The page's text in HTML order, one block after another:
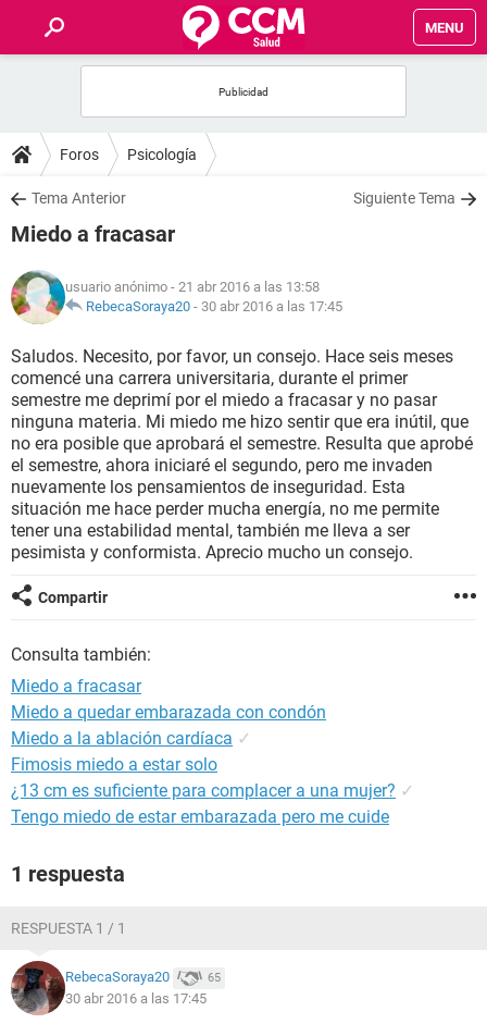
MENU
FOROS
SALUD
NUTRICIÓN
BIENESTAR
SEXUALIDAD
GLOSARIO
Foros Psicología
Tema Anterior Siguiente Tema
Miedo a fracasar
usuario anónimo - 21 abr 2016 a las 13:58
RebecaSoraya20 - 30 abr 2016 a las 17:45
Saludos. Necesito, por favor, un consejo. Hace seis meses
comencé una carrera universitaria, durante el primer
semestre me deprimí por el miedo a fracasar y no pasar
ninguna materia. Mi miedo me hizo sentir que era inútil, que
no era posible que aprobará el semestre. Resulta que aprobé
el semestre, ahora iniciaré el segundo, pero me invaden
nuevamente los pensamientos de inseguridad. Esta
situación me hace perder mucha energía, no me permite
tener una estabilidad mental, también me lleva a ser
pesimista y conformista. Aprecio mucho un consejo.
Compartir
Consulta también:
Miedo a fracasar
Miedo a quedar embarazada con condón
Miedo a la ablación cardíaca ✓
Fimosis miedo a estar solo
¿13 cm es suficiente para complacer a una mujer? ✓
Tengo miedo de estar embarazada pero me cuide
1 respuesta
RESPUESTA 1 / 1
RebecaSoraya20 65
30 abr 2016 a las 17:45